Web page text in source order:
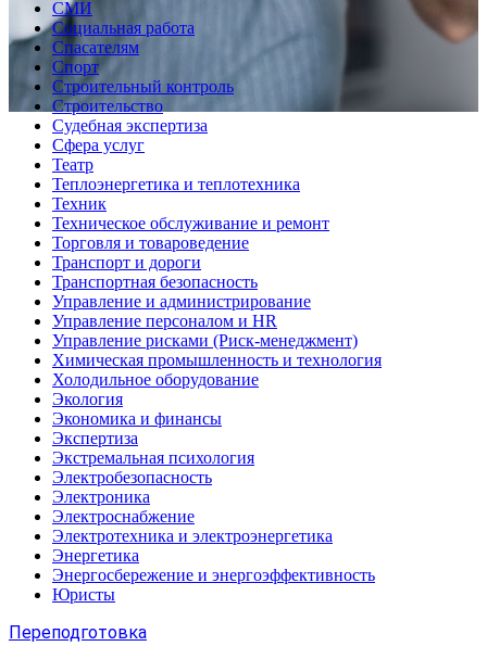
СМИ
Социальная работа
Спасателям
Спорт
Строительный контроль
Строительство
Судебная экспертиза
Сфера услуг
Театр
Теплоэнергетика и теплотехника
Техник
Техническое обслуживание и ремонт
Торговля и товароведение
Транспорт и дороги
Транспортная безопасность
Управление и администрирование
Управление персоналом и HR
Управление рисками (Риск-менеджмент)
Химическая промышленность и технология
Холодильное оборудование
Экология
Экономика и финансы
Экспертиза
Экстремальная психология
Электробезопасность
Электроника
Электроснабжение
Электротехника и электроэнергетика
Энергетика
Энергосбережение и энергоэффективность
Юристы
Переподготовка